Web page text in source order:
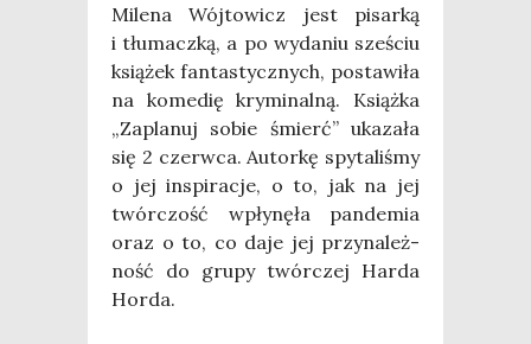
Mile­na Wój­to­wicz jest pisar­ką
i tłu­macz­ką, a po wyda­niu sze­ściu
ksią­żek fan­ta­stycz­nych, posta­wi­ła
na kome­dię kry­mi­nal­ną. Książ­ka
„Zapla­nuj sobie śmierć” uka­za­ła
się 2 czerw­ca. Autor­kę spy­ta­li­śmy
o jej inspi­ra­cje, o to, jak na jej
twór­czość wpły­nę­ła pan­de­mia
oraz o to, co daje jej przy­na­leż­
ność do gru­py twór­czej Har­da
Hor­da.